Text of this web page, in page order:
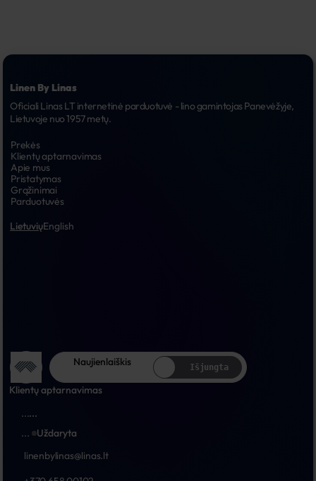
Linen By Linas
Oficiali Linas LT internetinė parduotuvė - lino gamintojas Panevėžyje,
Lietuvoje nuo 1957 metų.
Prekės
Klientų aptarnavimas
Apie mus
Pristatymas
Grąžinimai
Parduotuvės
LietuviųEnglish
Naujienlaiškis Išjungta
Klientų aptarnavimas
......
...
Uždaryta
linenbylinas@linas.lt